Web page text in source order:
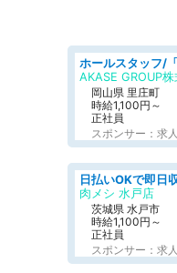
AKASE GROUP
岡山県 里庄町
時給1,100円～
正社員
スポンサー：求
肉メシ 水戸店
茨城県 水戸市
時給1,100円～
正社員
スポンサー：求